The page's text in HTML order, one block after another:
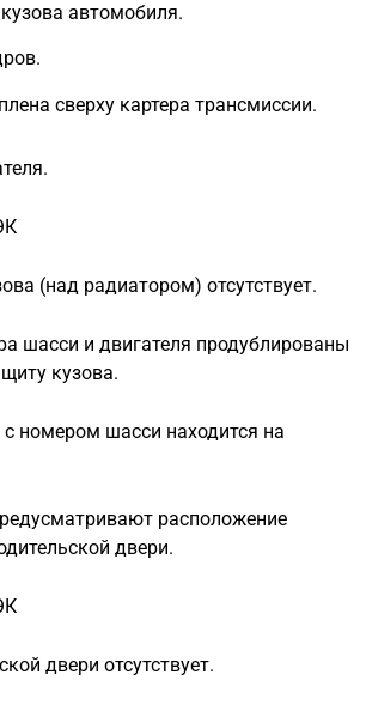
автомобиля.
сверху картера трансмиссии.
(над радиатором) отсутствует.
шасси и двигателя продублированы
кузова.
номером шасси находится на
расположение
двери.
двери отсутствует.